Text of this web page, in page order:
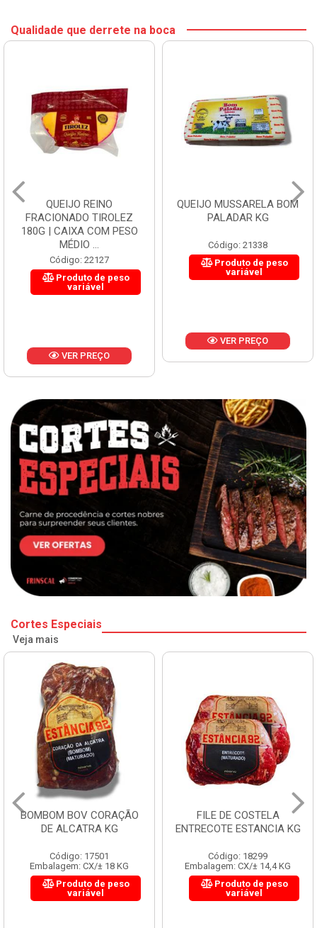
Qualidade que derrete na boca
QUEIJO REINO
FRACIONADO TIROLEZ
180G | CAIXA COM PESO
MÉDIO ...
Código: 22127
Produto de peso
variável
VER PREÇO
QUEIJO MUSSARELA BOM
PALADAR KG
Código: 21338
Produto de peso
variável
VER PREÇO
Cortes Especiais
Veja mais
BOMBOM BOV CORAÇÃO
DE ALCATRA KG
Código: 17501
Embalagem: CX/± 18 KG
Produto de peso
variável
FILE DE COSTELA
ENTRECOTE ESTANCIA KG
Código: 18299
Embalagem: CX/± 14,4 KG
Produto de peso
variável